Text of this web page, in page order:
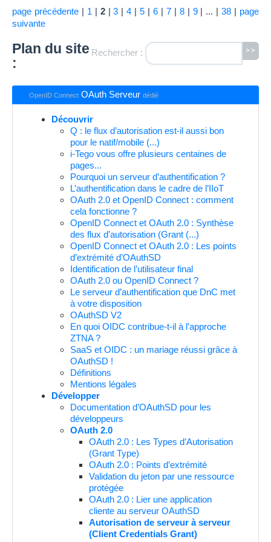
page précédente| 1 | 2|3 |4 |5 | 6| 7| 8| 9| ... |38 | page
suivante
Rechercher : >>
Plan du site
:
OpenID ConnectOAuth Serveur dédié
Découvrir
Q : le flux d’autorisation est-il aussi bon
pour le natif/mobile (...)
i-Tego vous offre plusieurs centaines de
pages...
Pourquoi un serveur d’authentification ?
L’authentification dans le cadre de l’IIoT
OAuth 2.0 et OpenID Connect : comment
cela fonctionne ?
OpenID Connect et OAuth 2.0 : Synthèse
des flux d’autorisation (Grant (...)
OpenID Connect et OAuth 2.0 : Les points
d’extrémité d’OAuthSD
Identification de l’utilisateur final
OAuth 2.0 ou OpenID Connect ?
Le serveur d’authentification que DnC met
à votre disposition
OAuthSD V2
En quoi OIDC contribue-t-il à l’approche
ZTNA ?
SaaS et OIDC : un mariage réussi grâce à
OAuthSD !
Définitions
Mentions légales
Développer
Documentation d’OAuthSD pour les
développeurs
OAuth 2.0
OAuth 2.0 : Les Types d’Autorisation
(Grant Type)
OAuth 2.0 : Points d’extrémité
Validation du jeton par une ressource
protégée
OAuth 2.0 : Lier une application
cliente au serveur OAuthSD
Autorisation de serveur à serveur
(Client Credentials Grant)